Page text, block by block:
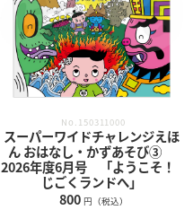
No.150311000
スーパーワイドチャレンジえほ
ん おはなし・かずあそび③
2026年度6月号 「ようこそ！
じごくランドへ」
800 円（税込）